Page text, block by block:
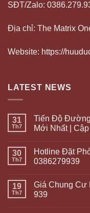
SĐT/Zalo:
Địa chỉ: The Matrix
Website: https://
LATEST NEWS
31
Th7
Tiến Độ
Mới Nhất |
30
Th7
Hotline Đặt
0386279939
19
Th7
Giá Chung Cư
939